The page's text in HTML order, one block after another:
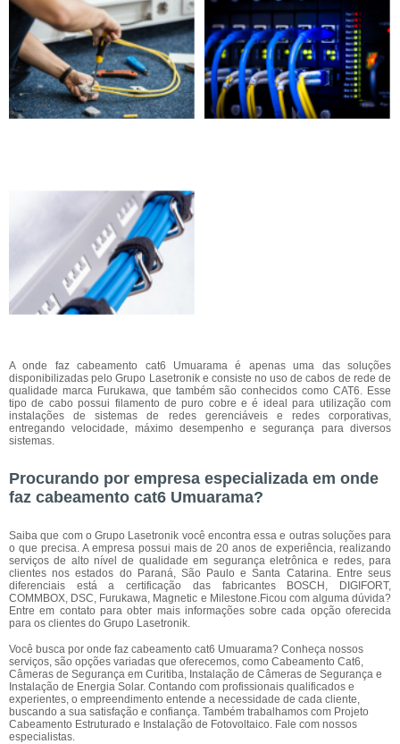
A onde faz cabeamento cat6 Umuarama é apenas uma das soluções
disponibilizadas pelo Grupo Lasetronik e consiste no uso de cabos de rede de
qualidade marca Furukawa, que também são conhecidos como CAT6. Esse
tipo de cabo possui filamento de puro cobre e é ideal para utilização com
instalações de sistemas de redes gerenciáveis e redes corporativas,
entregando velocidade, máximo desempenho e segurança para diversos
sistemas.
Procurando por empresa especializada em onde
faz cabeamento cat6 Umuarama?
Saiba que com o Grupo Lasetronik você encontra essa e outras soluções para
o que precisa. A empresa possui mais de 20 anos de experiência, realizando
serviços de alto nível de qualidade em segurança eletrônica e redes, para
clientes nos estados do Paraná, São Paulo e Santa Catarina. Entre seus
diferenciais está a certificação das fabricantes BOSCH, DIGIFORT,
COMMBOX, DSC, Furukawa, Magnetic e Milestone.Ficou com alguma dúvida?
Entre em contato para obter mais informações sobre cada opção oferecida
para os clientes do Grupo Lasetronik.
Você busca por onde faz cabeamento cat6 Umuarama? Conheça nossos
serviços, são opções variadas que oferecemos, como Cabeamento Cat6,
Câmeras de Segurança em Curitiba, Instalação de Câmeras de Segurança e
Instalação de Energia Solar. Contando com profissionais qualificados e
experientes, o empreendimento entende a necessidade de cada cliente,
buscando a sua satisfação e confiança. Também trabalhamos com Projeto
Cabeamento Estruturado e Instalação de Fotovoltaico. Fale com nossos
especialistas.